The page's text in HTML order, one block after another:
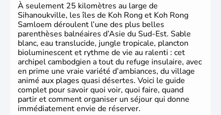
À seulement 25 kilomètres au large de
Sihanoukville, les îles de Koh Rong et Koh Rong
Samloem déroulent l’une des plus belles
parenthèses balnéaires d’Asie du Sud-Est. Sable
blanc, eau translucide, jungle tropicale, plancton
bioluminescent et rythme de vie au ralenti : cet
archipel cambodgien a tout du refuge insulaire, avec
en prime une vraie variété d’ambiances, du village
animé aux plages quasi désertes. Voici le guide
complet pour savoir quoi voir, quoi faire, quand
partir et comment organiser un séjour qui donne
immédiatement envie de réserver.